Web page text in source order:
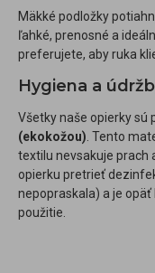
Mäkké podložky
ľahké, prenosné a
preferujete, aby ruka
Hygiena a
Všetky naše opierky sú
(ekokožou) . Tento
textilu nevsakuje prach
opierku pretrieť
nepopraskala) a je
použitie.